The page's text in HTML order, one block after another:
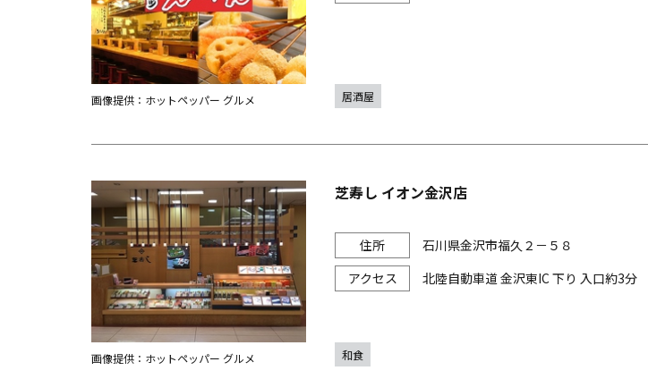
画像提供：ホットペッパー グルメ 居酒屋
芝寿し イオン金沢店
石川県金沢市福久２－５８
北陸自動車道 金沢東IC 下り 入口約3分
画像提供：ホットペッパー グルメ 和食